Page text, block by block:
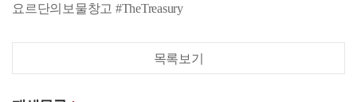
요르단의보물창고 #TheTreasury
목록보기